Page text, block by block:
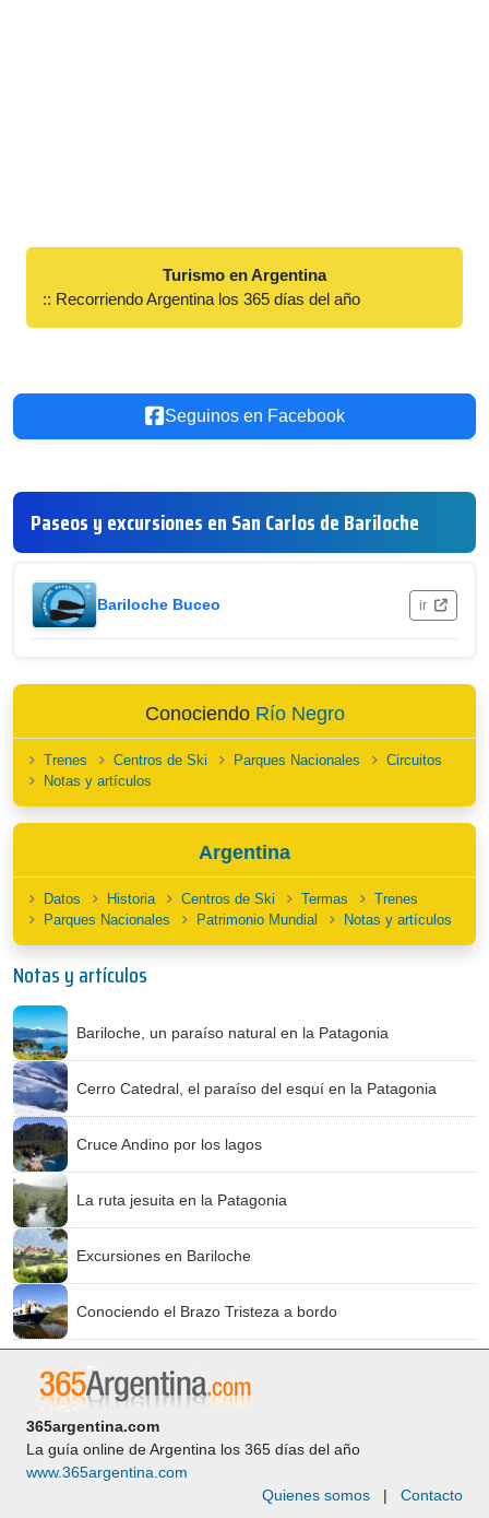
Turismo en Argentina
:: Recorriendo Argentina los 365 días del año
Seguinos en Facebook
Paseos y excursiones en San Carlos de Bariloche
Bariloche Buceo ir
Conociendo Río Negro
Trenes Centros de Ski Parques Nacionales
Circuitos
Notas y artículos
Argentina
Datos Historia Centros de Ski Termas
Trenes
Parques Nacionales
Patrimonio Mundial Notas y artículos
Notas y artículos
Bariloche, un paraíso natural en la Patagonia
Cerro Catedral, el paraíso del esquí en la Patagonia
Cruce Andino por los lagos
La ruta jesuita en la Patagonia
Excursiones en Bariloche
Conociendo el Brazo Tristeza a bordo
365argentina.com
La guía online de Argentina los 365 días del año
www.365argentina.com
Quienes somos | Contacto